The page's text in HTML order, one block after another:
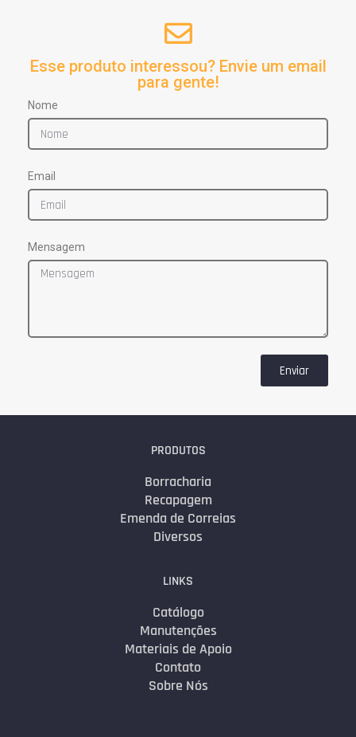
Esse produto interessou? Envie um email
para gente!
Nome
Email
Mensagem
Enviar
PRODUTOS
Borracharia
Recapagem
Emenda de Correias
Diversos
LINKS
Catálogo
Manutenções
Materiais de Apoio
Contato
Sobre Nós